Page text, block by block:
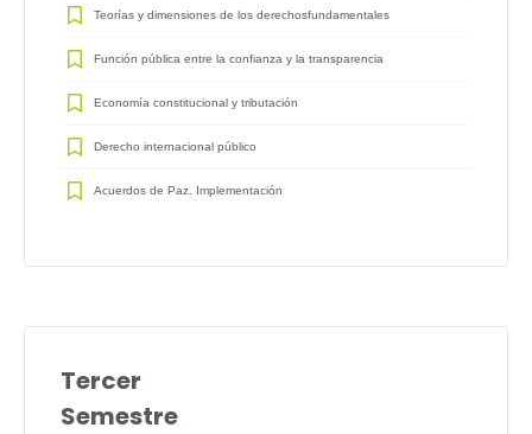
Teorías y dimensiones de los derechosfundamentales
Función pública entre la confianza y la transparencia
Economía constitucional y tributación
Derecho internacional público
Acuerdos de Paz. Implementación
Tercer
Semestre